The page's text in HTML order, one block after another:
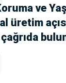
ve
üretim